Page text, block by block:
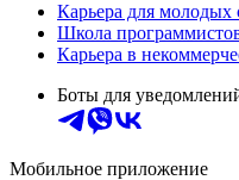
Карьера для молодых
Школа
Карьера в
Боты для
Мобильное приложение